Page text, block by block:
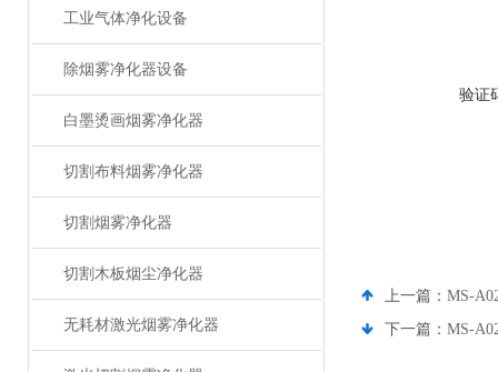
工业气体净化设备
除烟雾净化器设备
白墨烫画烟雾净化器
切割布料烟雾净化器
切割烟雾净化器
切割木板烟尘净化器
无耗材激光烟雾净化器
验证
上一篇： MS-
下一篇： MS-